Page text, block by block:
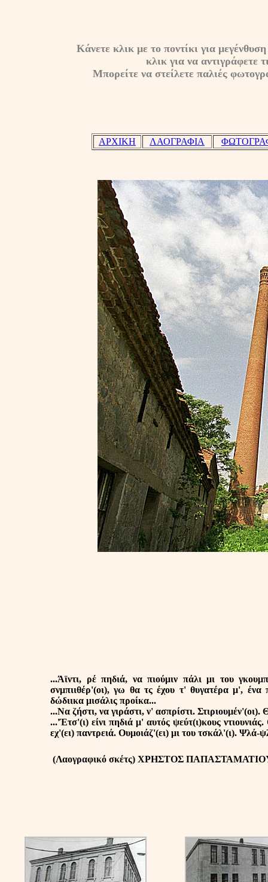
Κάνετε κλικ με το ποντίκι για
κλικ για να αντιγράφετε
Μπορείτε να στείλετε παλιές
ΑΡΧΙΚΗ ΛΑΟΓΡΑΦΙΑ
...Άϊντι, ρέ πηδιά, να πιούμιν πάλι μι του
σνμπιιθέρ'(οι), γω θα τς έχου τ' θυγατέρα μ', ένα
δώδιικα μισάλις προίκα...
...Να ζήστι, να γιράστι, ν' ασπρίστι.
...'Έτσ'(ι) είνι πηδιά μ' αυτός ψεύτ(ι)κους
εχ'(ει) παντρειά. Ουμοιάζ'(ει) μι του τσκάλ'(ι). Ψλά-
(Λαογραφικό σκέτς) ΧΡΗΣΤΟΣ